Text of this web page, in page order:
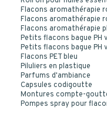
Flacons aromathérapie
Flacons aromathérapie
Flacons aromathérapie
Petits flacons bague PH
Petits flacons bague PH
Flacons PET bleu
Piluliers en plastique
Parfums d'ambiance
Capsules codigoutte
Montures compte-
Pompes spray pour